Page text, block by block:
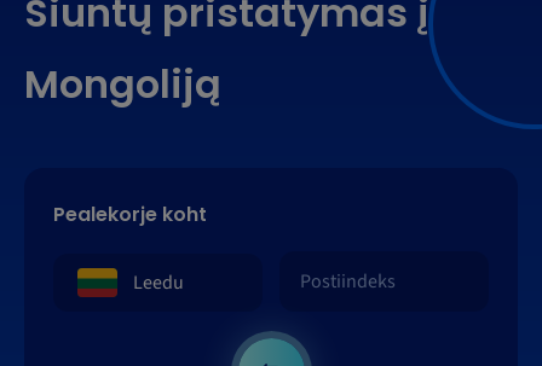
Siuntų pristatymas į
Mongoliją
Pealekorje koht